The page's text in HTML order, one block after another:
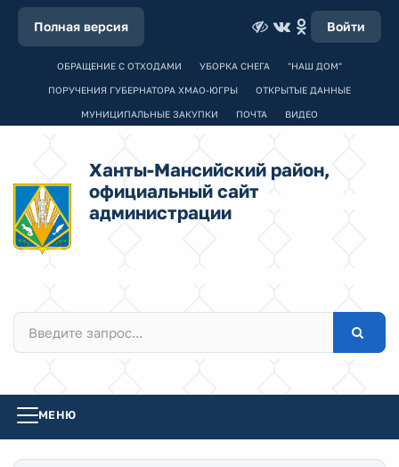
Полная версия Войти
ОБРАЩЕНИЕ С ОТХОДАМИ УБОРКА СНЕГА "НАШ ДОМ"
ПОРУЧЕНИЯ ГУБЕРНАТОРА ХМАО-ЮГРЫ ОТКРЫТЫЕ ДАННЫЕ
МУНИЦИПАЛЬНЫЕ ЗАКУПКИ ПОЧТА ВИДЕО
Ханты-Мансийский район,
официальный сайт
администрации
МЕНЮ